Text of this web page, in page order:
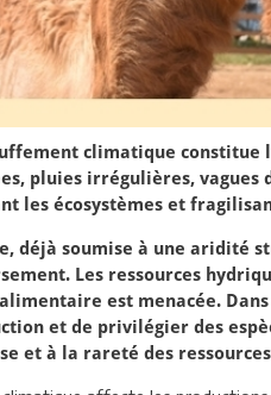
climatique constitue
pluies irrégulières,
les écosystèmes et
déjà soumise à une aridité
Les ressources
est menacée.
et de privilégier des
et à la rareté des